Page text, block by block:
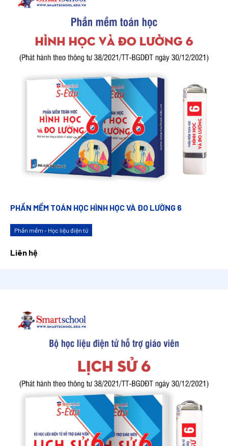
PHẦN MỀM TOÁN HỌC HÌNH HỌC VÀ ĐO LƯỜNG 6
Phần mềm - Học liệu điện tử
Liên hệ